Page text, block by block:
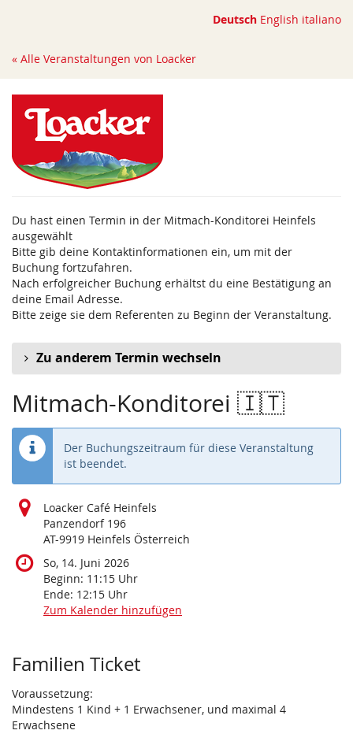
springen
Deutsch English italiano
« Alle Veranstaltungen von Loacker
Du hast einen Termin in der Mitmach-Konditorei Heinfels
ausgewählt
Bitte gib deine Kontaktinformationen ein, um mit der
Buchung fortzufahren.
Nach erfolgreicher Buchung erhältst du eine Bestätigung an
deine Email Adresse.
Bitte zeige sie dem Referenten zu Beginn der Veranstaltung.
Zu anderem Termin wechseln
Mitmach-Konditorei 🇮🇹
Der Buchungszeitraum für diese Veranstaltung
ist beendet.
Loacker Café Heinfels
Panzendorf 196
AT-9919 Heinfels Österreich
So, 14. Juni 2026
Beginn: 11:15 Uhr
Ende: 12:15 Uhr
Zum Kalender hinzufügen
Produkte
Familien Ticket
Voraussetzung:
Mindestens 1 Kind + 1 Erwachsener, und maximal 4
Erwachsene